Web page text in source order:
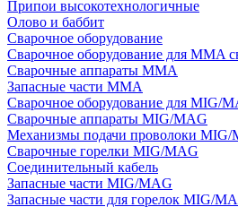
Припои высокотехнологичные
Олово и баббит
Сварочное оборудование
Сварочное оборудование для MMA
Сварочные аппараты MMA
Запасные части MMA
Сварочное оборудование для MIG/
Сварочные аппараты MIG/MAG
Механизмы подачи проволоки MIG/
Сварочные горелки MIG/MAG
Соединительный кабель
Запасные части MIG/MAG
Запасные части для горелок MIG/